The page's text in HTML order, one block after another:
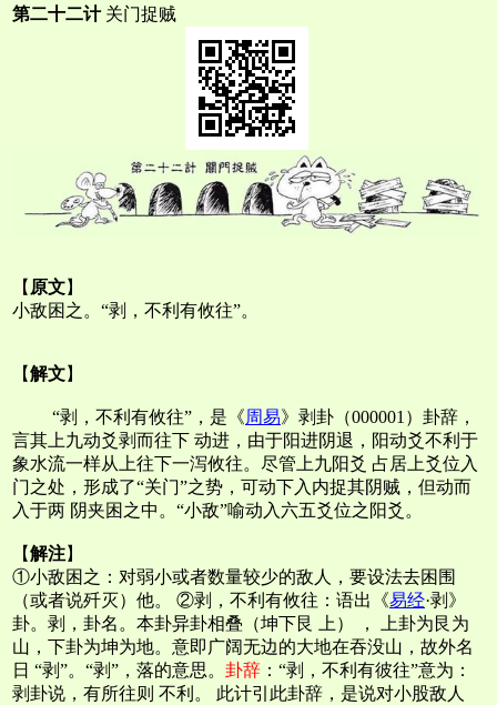
第二十二计关门捉贼
【 原文】
小敌困之。“剥，不利有攸往”。
【解文】
“剥，不利有攸往”，是《周易》剥卦（000001）卦辞，
言其上九动爻剥而往下 动进，由于阳进阴退，阳动爻不利于
象水流一样从上往下一泻攸往。尽管上九阳爻 占居上爻位入
门之处，形成了“关门”之势，可动下入内捉其阴贼，但动而
入于两 阴夹困之中。“小敌”喻动入六五爻位之阳爻。
【解注】
①小敌困之：对弱小或者数量较少的敌人，要设法去困围
（或者说歼灭）他。 ②剥，不利有攸往：语出《易经·剥》
卦。剥，卦名。本卦异卦相叠（坤下艮 上） ， 上卦为艮为
山，下卦为坤为地。意即广阔无边的大地在吞没山，故外名
日 “剥”。“剥”，落的意思。 卦辞 ：“剥，不利有彼往”意为：
剥卦说，有所往则 不利。 此计引此卦辞，是说对小股敌人